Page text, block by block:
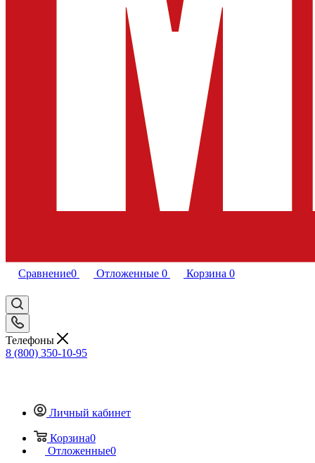
Сравнение0 Отложенные 0 Корзина 0
Телефоны
8 (800) 350-10-95
Личный кабинет
Корзина0
Отложенные0